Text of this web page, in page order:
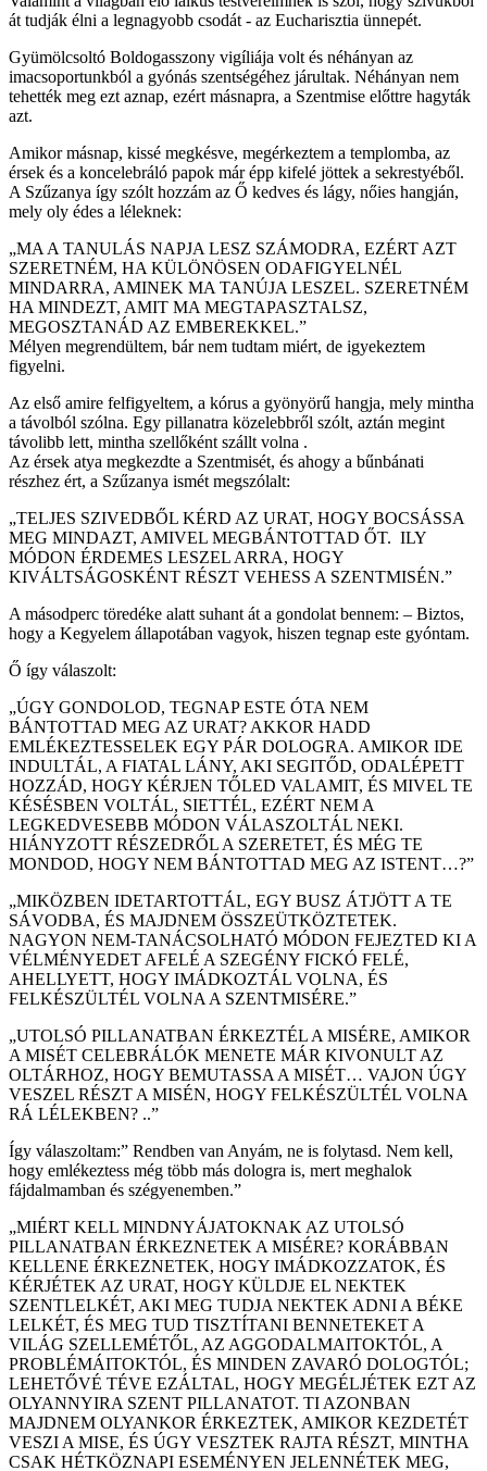
át tudják élni a legnagyobb csodát - az Eucharisztia ünnepét.
Gyümölcsoltó Boldogasszony vigíliája volt és néhányan az
imacsoportunkból a gyónás szentségéhez járultak. Néhányan nem
tehették meg ezt aznap, ezért másnapra, a Szentmise előttre hagyták
azt.
Amikor másnap, kissé megkésve, megérkeztem a templomba, az
érsek és a koncelebráló papok már épp kifelé jöttek a sekrestyéből.
A Szűzanya így szólt hozzám az Ő kedves és lágy, nőies hangján,
mely oly édes a léleknek:
„MA A TANULÁS NAPJA LESZ SZÁMODRA, EZÉRT AZT
SZERETNÉM, HA KÜLÖNÖSEN ODAFIGYELNÉL
MINDARRA, AMINEK MA TANÚJA LESZEL. SZERETNÉM
HA MINDEZT, AMIT MA MEGTAPASZTALSZ,
MEGOSZTANÁD AZ EMBEREKKEL.”
Mélyen megrendültem, bár nem tudtam miért, de igyekeztem
figyelni.
Az első amire felfigyeltem, a kórus a gyönyörű hangja, mely mintha
a távolból szólna. Egy pillanatra közelebbről szólt, aztán megint
távolibb lett, mintha szellőként szállt volna .
Az érsek atya megkezdte a Szentmisét, és ahogy a bűnbánati
részhez ért, a Szűzanya ismét megszólalt:
„TELJES SZIVEDBŐL KÉRD AZ URAT, HOGY BOCSÁSSA
MEG MINDAZT, AMIVEL MEGBÁNTOTTAD ŐT. ILY
MÓDON ÉRDEMES LESZEL ARRA, HOGY
KIVÁLTSÁGOSKÉNT RÉSZT VEHESS A SZENTMISÉN.”
A másodperc töredéke alatt suhant át a gondolat bennem: – Biztos,
hogy a Kegyelem állapotában vagyok, hiszen tegnap este gyóntam.
Ő így válaszolt:
„ÚGY GONDOLOD, TEGNAP ESTE ÓTA NEM
BÁNTOTTAD MEG AZ URAT? AKKOR HADD
EMLÉKEZTESSELEK EGY PÁR DOLOGRA. AMIKOR IDE
INDULTÁL, A FIATAL LÁNY, AKI SEGITŐD, ODALÉPETT
HOZZÁD, HOGY KÉRJEN TŐLED VALAMIT, ÉS MIVEL TE
KÉSÉSBEN VOLTÁL, SIETTÉL, EZÉRT NEM A
LEGKEDVESEBB MÓDON VÁLASZOLTÁL NEKI.
HIÁNYZOTT RÉSZEDRŐL A SZERETET, ÉS MÉG TE
MONDOD, HOGY NEM BÁNTOTTAD MEG AZ ISTENT…?”
„MIKÖZBEN IDETARTOTTÁL, EGY BUSZ ÁTJÖTT A TE
SÁVODBA, ÉS MAJDNEM ÖSSZEÜTKÖZTETEK.
NAGYON NEM-TANÁCSOLHATÓ MÓDON FEJEZTED KI A
VÉLMÉNYEDET AFELÉ A SZEGÉNY FICKÓ FELÉ,
AHELLYETT, HOGY IMÁDKOZTÁL VOLNA, ÉS
FELKÉSZÜLTÉL VOLNA A SZENTMISÉRE.”
„UTOLSÓ PILLANATBAN ÉRKEZTÉL A MISÉRE, AMIKOR
A MISÉT CELEBRÁLÓK MENETE MÁR KIVONULT AZ
OLTÁRHOZ, HOGY BEMUTASSA A MISÉT… VAJON ÚGY
VESZEL RÉSZT A MISÉN, HOGY FELKÉSZÜLTÉL VOLNA
RÁ LÉLEKBEN? ..”
Így válaszoltam:” Rendben van Anyám, ne is folytasd. Nem kell,
hogy emlékeztess még több más dologra is, mert meghalok
fájdalmamban és szégyenemben.”
„MIÉRT KELL MINDNYÁJATOKNAK AZ UTOLSÓ
PILLANATBAN ÉRKEZNETEK A MISÉRE? KORÁBBAN
KELLENE ÉRKEZNETEK, HOGY IMÁDKOZZATOK, ÉS
KÉRJÉTEK AZ URAT, HOGY KÜLDJE EL NEKTEK
SZENTLELKÉT, AKI MEG TUDJA NEKTEK ADNI A BÉKE
LELKÉT, ÉS MEG TUD TISZTÍTANI BENNETEKET A
VILÁG SZELLEMÉTŐL, AZ AGGODALMAITOKTÓL, A
PROBLÉMÁITOKTÓL, ÉS MINDEN ZAVARÓ DOLOGTÓL;
LEHETŐVÉ TÉVE EZÁLTAL, HOGY MEGÉLJÉTEK EZT AZ
OLYANNYIRA SZENT PILLANATOT. TI AZONBAN
MAJDNEM OLYANKOR ÉRKEZTEK, AMIKOR KEZDETÉT
VESZI A MISE, ÉS ÚGY VESZTEK RAJTA RÉSZT, MINTHA
CSAK HÉTKÖZNAPI ESEMÉNYEN JELENNÉTEK MEG,